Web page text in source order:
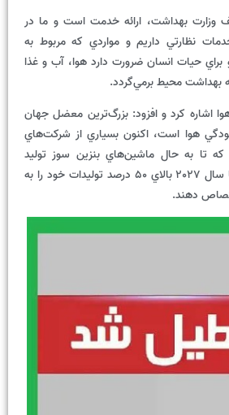
بهداشت، ارائه خدمت است و ما در
نظارتي داريم و مواردي که مربوط به
حيات انسان ضرورت دارد هوا، آب و غذا
بهداشت محيط برمي‌گردد.
اشاره کرد و افزود: بزرگ‌ترين معضل جهان
هوا است، اکنون بسياري از شرکت‌هاي
تا به حال ماشين‌هاي بنزين سوز توليد
مي‌کردند، متعهد شدند تا سال 2027 بالاي 50 درصد توليدات خود را به
دهند.